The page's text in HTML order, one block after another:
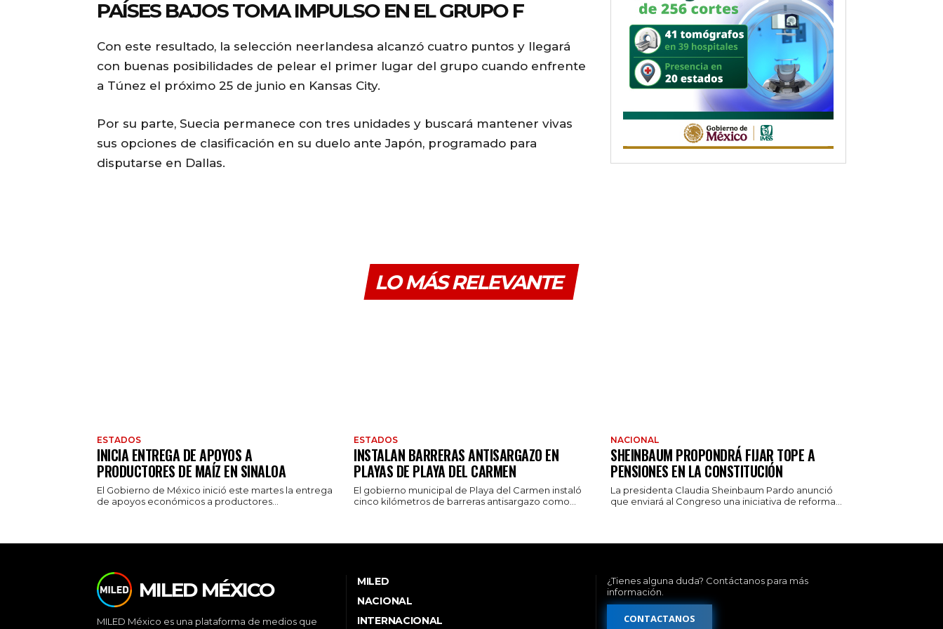
PAÍSES BAJOS TOMA IMPULSO EN EL GRUPO F
Con este resultado, la selección neerlandesa alcanzó cuatro puntos y llegará
con buenas posibilidades de pelear el primer lugar del grupo cuando enfrente
a Túnez el próximo 25 de junio en Kansas City.
Por su parte, Suecia permanece con tres unidades y buscará mantener vivas
sus opciones de clasificación en su duelo ante Japón, programado para
disputarse en Dallas.
LO MÁS RELEVANTE
ESTADOS
INICIA ENTREGA DE APOYOS A
PRODUCTORES DE MAÍZ EN SINALOA
El Gobierno de México inició este martes la entrega
de apoyos económicos a productores...
ESTADOS
INSTALAN BARRERAS ANTISARGAZO EN
PLAYAS DE PLAYA DEL CARMEN
El gobierno municipal de Playa del Carmen instaló
cinco kilómetros de barreras antisargazo como...
NACIONAL
SHEINBAUM PROPONDRÁ FIJAR TOPE A
PENSIONES EN LA CONSTITUCIÓN
La presidenta Claudia Sheinbaum Pardo anunció
que enviará al Congreso una iniciativa de reforma...
MILED MÉXICO
MILED México es una plataforma de medios que
MILED
NACIONAL
INTERNACIONAL
¿Tienes alguna duda? Contáctanos para más
información.
CONTACTANOS